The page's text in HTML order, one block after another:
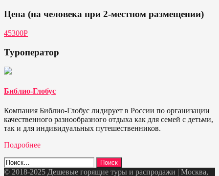
Цена (на человека при 2-местном размещении)
45300Р
Туроператор
Библио-Глобус
Компания Библио-Глобус лидирует в России по организации
качественного разнообразного отдыха как для семей с детьми,
так и для индивидуальных путешественников.
Подробнее
Найти:
© 2018-2025 Дешевые горящие туры и распродажи | Москва,